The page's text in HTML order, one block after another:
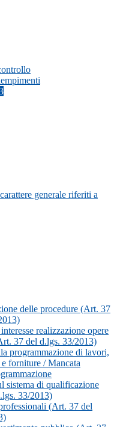
generale riferiti a
delle procedure (Art. 37
realizzazione opere
37 del d.lgs. 33/2013)
programmazione di lavori,
forniture / Mancata
sistema di qualificazione
33/2013)
(Art. 37 del